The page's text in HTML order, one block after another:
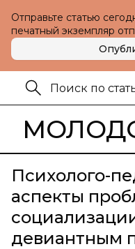
Отправьте статью
печатный экземпляр
Психолого-
аспекты
девиантным